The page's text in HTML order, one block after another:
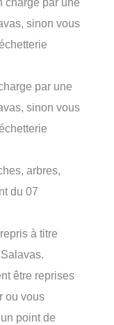
sinon vous
par une
sinon vous
arbres,
du 07
à titre
être reprises
ou vous
point de